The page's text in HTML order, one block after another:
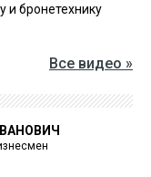
и бронетехнику
Все видео »